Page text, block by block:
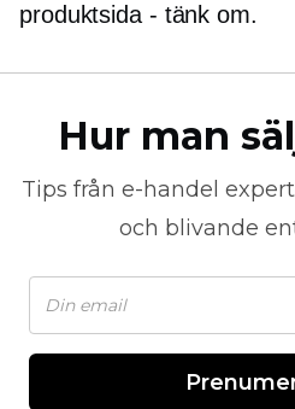
produktsida - tänk om.
Hur man
Tips från e-handel
och blivande